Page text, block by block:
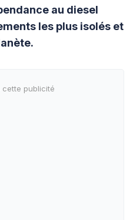
au diesel
les plus isolés et